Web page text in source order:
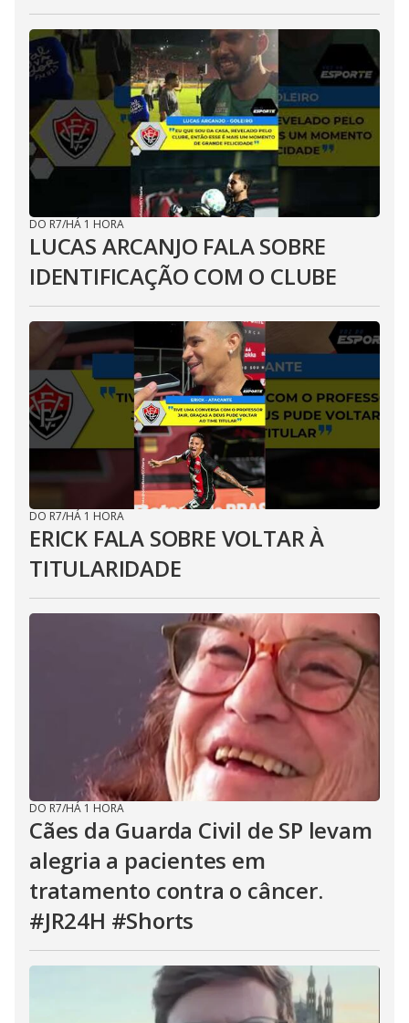
DO R7/HÁ 1 HORA
LUCAS ARCANJO FALA SOBRE
IDENTIFICAÇÃO COM O CLUBE
DO R7/HÁ 1 HORA
ERICK FALA SOBRE VOLTAR À
TITULARIDADE
DO R7/HÁ 1 HORA
Cães da Guarda Civil de SP levam
alegria a pacientes em
tratamento contra o câncer.
#JR24H #Shorts